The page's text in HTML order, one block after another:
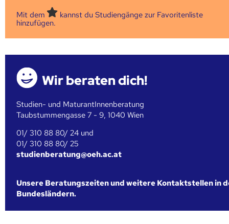
Mit dem
kannst du Studiengänge zur Favoritenliste
hinzufügen.
Wir beraten dich!
Studien- und MaturantInnenberatung
Taubstummengasse 7 - 9, 1040 Wien
01/ 310 88 80/ 24 und
01/ 310 88 80/ 25
studienberatung@oeh.ac.at
Unsere Beratungszeiten und weitere Kontaktstellen in
Bundesländern.